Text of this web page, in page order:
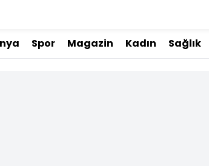
Spor Magazin Kadın Sağlık